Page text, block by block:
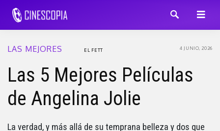
LAS MEJORES 4 JUNIO, 2026
EL FETT
Las 5 Mejores Películas
de Angelina Jolie
La verdad, y más allá de su temprana belleza y dos que